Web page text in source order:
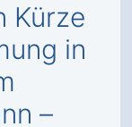
Kürze
in
–